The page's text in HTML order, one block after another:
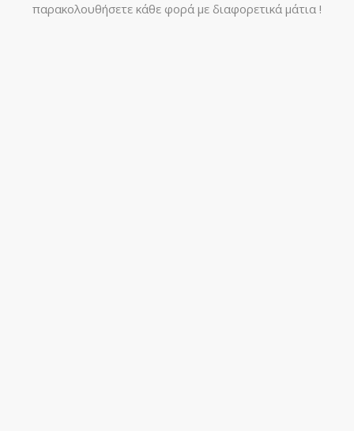
παρακολουθήσετε κάθε φορά με διαφορετικά μάτια !